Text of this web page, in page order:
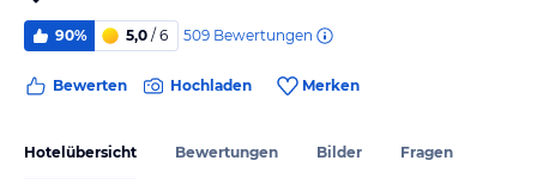
90% 5,0 / 6 509 Bewertungen
Bewerten Hochladen Merken
Hotelübersicht Bewertungen Bilder Fragen